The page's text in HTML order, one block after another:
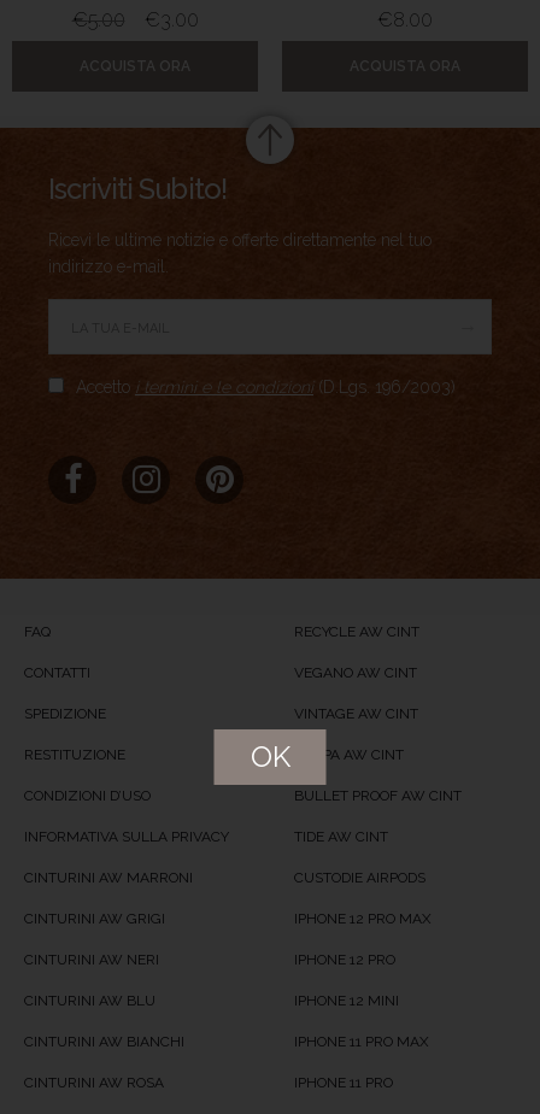
€5.00 €3.00
ACQUISTA ORA
€8.00
ACQUISTA ORA
Iscriviti Subito!
Ricevi le ultime notizie e offerte direttamente nel tuo
indirizzo e-mail.
Accetto i termini e le condizioni(D.Lgs. 196/2003)
FAQ
CONTATTI
SPEDIZIONE
RESTITUZIONE
CONDIZIONI D’USO
INFORMATIVA SULLA PRIVACY
CINTURINI AW MARRONI
CINTURINI AW GRIGI
CINTURINI AW NERI
CINTURINI AW BLU
CINTURINI AW BIANCHI
CINTURINI AW ROSA
RECYCLE AW CINT
VEGANO AW CINT
VINTAGE AW CINT
NAPPA AW CINT
BULLET PROOF AW CINT
TIDE AW CINT
CUSTODIE AIRPODS
IPHONE 12 PRO MAX
IPHONE 12 PRO
IPHONE 12 MINI
IPHONE 11 PRO MAX
IPHONE 11 PRO
OK